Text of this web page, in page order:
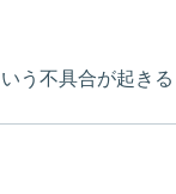
う不具合が起きる